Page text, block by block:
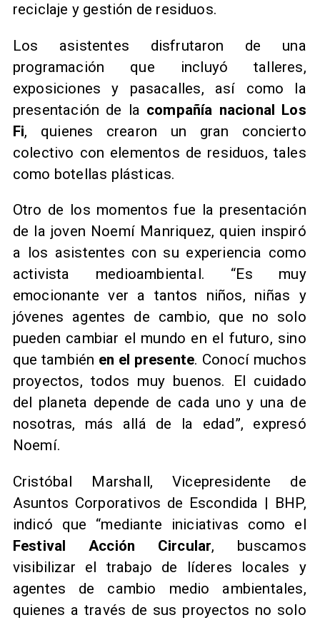
reciclaje y gestión de residuos.
Los asistentes disfrutaron de una
programación que incluyó talleres,
exposiciones y pasacalles, así como la
presentación de la compañía nacional Los
Fi, quienes crearon un gran concierto
colectivo con elementos de residuos, tales
como botellas plásticas.
Otro de los momentos fue la presentación
de la joven Noemí Manriquez, quien inspiró
a los asistentes con su experiencia como
activista medioambiental. “Es muy
emocionante ver a tantos niños, niñas y
jóvenes agentes de cambio, que no solo
pueden cambiar el mundo en el futuro, sino
que también en el presente. Conocí muchos
proyectos, todos muy buenos. El cuidado
del planeta depende de cada uno y una de
nosotras, más allá de la edad”, expresó
Noemí.
Cristóbal Marshall, Vicepresidente de
Asuntos Corporativos de Escondida | BHP,
indicó que “mediante iniciativas como el
Festival Acción Circular, buscamos
visibilizar el trabajo de líderes locales y
agentes de cambio medio ambientales,
quienes a través de sus proyectos no solo